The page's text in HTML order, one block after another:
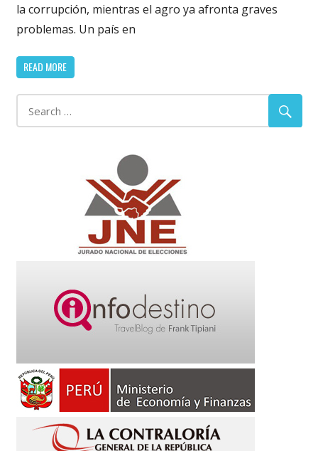
la corrupción, mientras el agro ya afronta graves
problemas. Un país en
READ MORE